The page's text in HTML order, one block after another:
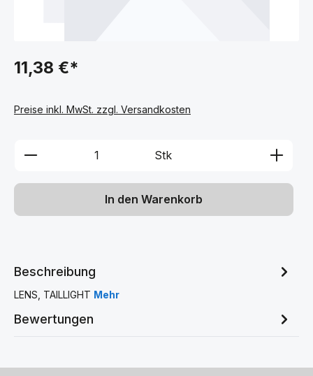
11,38 €*
Preise inkl. MwSt. zzgl. Versandkosten
Produkt Anzahl: Gib den
Stk
In den Warenkorb
Beschreibung
LENS, TAILLIGHT Mehr
Bewertungen